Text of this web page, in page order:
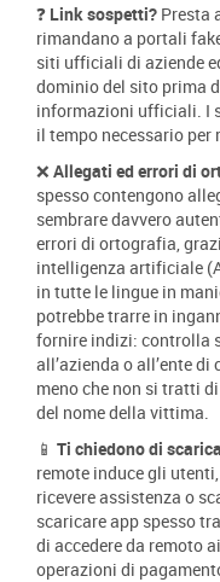
❓ Link sospetti? Presta
rimandano a portali
siti ufficiali di aziende
dominio del sito prima
informazioni ufficiali. I
il tempo necessario
❌ Allegati ed errori di
spesso contengono
sembrare davvero
errori di ortografia,
intelligenza artificiale
in tutte le lingue in
potrebbe trarre in
fornire indizi: controlla
all’azienda o all’ente
meno che non si tratti
del nome della vittima.
📱 Ti chiedono di
remote induce gli
ricevere assistenza o
scaricare app spesso
di accedere da remoto
operazioni di